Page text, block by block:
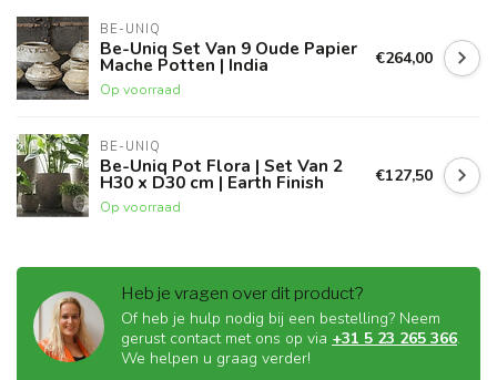
BE-UNIQ
Be-Uniq Set Van 9 Oude Papier
Mache Potten | India
Op voorraad
€264,00
BE-UNIQ
Be-Uniq Pot Flora | Set Van 2
H30 x D30 cm | Earth Finish
Op voorraad
€127,50
Heb je vragen over dit product?
Of heb je hulp nodig bij een bestelling? Neem
gerust contact met ons op via +31 5 23 265 366.
We helpen u graag verder!